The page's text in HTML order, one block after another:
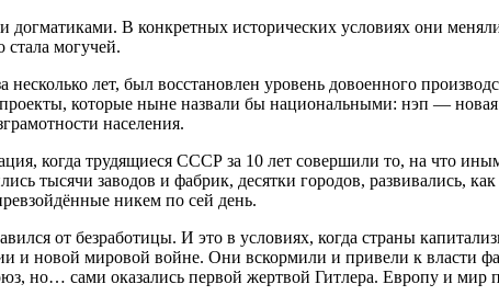
В конкретных исторических условиях они
стала могучей.
лет, был восстановлен уровень довоенного
которые ныне назвали бы национальными: нэп —
населения.
когда трудящиеся СССР за 10 лет совершили то, на что
тысячи заводов и фабрик, десятки городов, развивались,
никем по сей день.
от безработицы. И это в условиях, когда страны
и новой мировой войне. Они вскормили и привели к власти
но… сами оказались первой жертвой Гитлера. Европу и мир